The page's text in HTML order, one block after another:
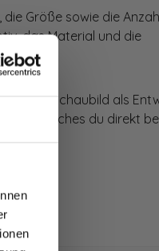
Größe sowie die
das Material und die
im Schaubild als
welches du direkt